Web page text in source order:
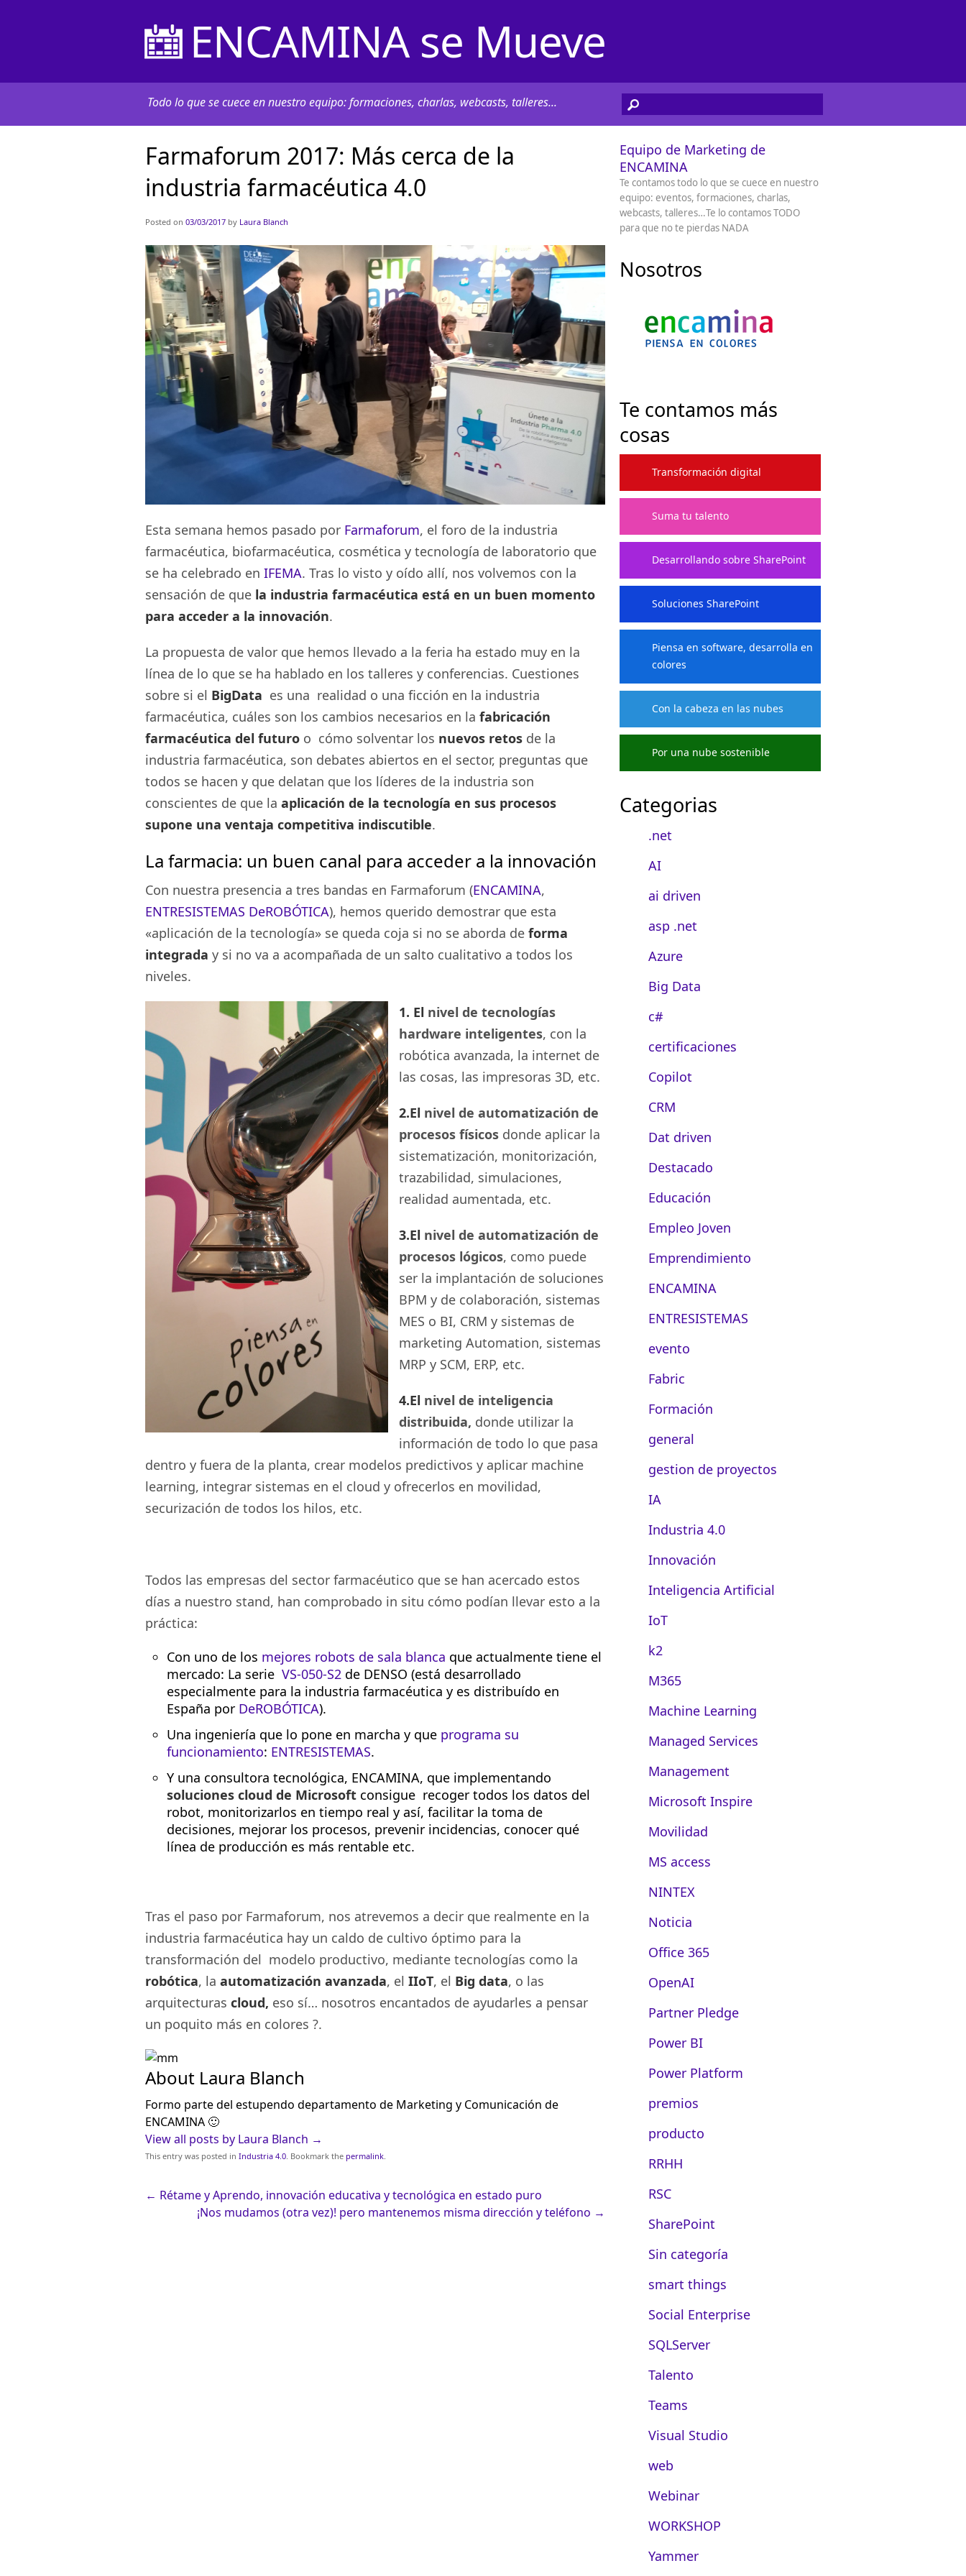
ENCAMINA se Mueve
Todo lo que se cuece en nuestro equipo: formaciones, charlas, webcasts, talleres...
Farmaforum 2017: Más cerca de la
industria farmacéutica 4.0
Posted on 03/03/2017 by Laura Blanch
Esta semana hemos pasado por Farmaforum, el foro de la industria
farmacéutica, biofarmacéutica, cosmética y tecnología de laboratorio que
se ha celebrado en IFEMA. Tras lo visto y oído allí, nos volvemos con la
sensación de que la industria farmacéutica está en un buen momento
para acceder a la innovación.
La propuesta de valor que hemos llevado a la feria ha estado muy en la
línea de lo que se ha hablado en los talleres y conferencias. Cuestiones
sobre si el BigData es una realidad o una ficción en la industria
farmacéutica, cuáles son los cambios necesarios en la fabricación
farmacéutica del futuro o cómo solventar los nuevos retos de la
industria farmacéutica, son debates abiertos en el sector, preguntas que
todos se hacen y que delatan que los líderes de la industria son
conscientes de que la aplicación de la tecnología en sus procesos
supone una ventaja competitiva indiscutible.
La farmacia: un buen canal para acceder a la innovación
Con nuestra presencia a tres bandas en Farmaforum (ENCAMINA,
ENTRESISTEMAS DeROBÓTICA), hemos querido demostrar que esta
«aplicación de la tecnología» se queda coja si no se aborda de forma
integrada y si no va a acompañada de un salto cualitativo a todos los
niveles.
1. El nivel de tecnologías
hardware inteligentes, con la
robótica avanzada, la internet de
las cosas, las impresoras 3D, etc.
2.El nivel de automatización de
procesos físicos donde aplicar la
sistematización, monitorización,
trazabilidad, simulaciones,
realidad aumentada, etc.
3.El nivel de automatización de
procesos lógicos, como puede
ser la implantación de soluciones
BPM y de colaboración, sistemas
MES o BI, CRM y sistemas de
marketing Automation, sistemas
MRP y SCM, ERP, etc.
4.El nivel de inteligencia
distribuida, donde utilizar la
información de todo lo que pasa
dentro y fuera de la planta, crear modelos predictivos y aplicar machine
learning, integrar sistemas en el cloud y ofrecerlos en movilidad,
securización de todos los hilos, etc.
Todos las empresas del sector farmacéutico que se han acercado estos
días a nuestro stand, han comprobado in situ cómo podían llevar esto a la
práctica:
Con uno de los mejores robots de sala blanca que actualmente tiene el
mercado: La serie VS-050-S2 de DENSO (está desarrollado
especialmente para la industria farmacéutica y es distribuído en
España por DeROBÓTICA).
Una ingeniería que lo pone en marcha y que programa su
funcionamiento: ENTRESISTEMAS.
Y una consultora tecnológica, ENCAMINA, que implementando
soluciones cloud de Microsoft consigue recoger todos los datos del
robot, monitorizarlos en tiempo real y así, facilitar la toma de
decisiones, mejorar los procesos, prevenir incidencias, conocer qué
línea de producción es más rentable etc.
Tras el paso por Farmaforum, nos atrevemos a decir que realmente en la
industria farmacéutica hay un caldo de cultivo óptimo para la
transformación del modelo productivo, mediante tecnologías como la
robótica, la automatización avanzada, el IIoT, el Big data, o las
arquitecturas cloud, eso sí… nosotros encantados de ayudarles a pensar
un poquito más en colores ?.
About Laura Blanch
Formo parte del estupendo departamento de Marketing y Comunicación de
ENCAMINA 🙂
View all posts by Laura Blanch →
This entry was posted in Industria 4.0 . Bookmark the permalink
← Rétame y Aprendo, innovación educativa y tecnológica en estado puro
¡Nos mudamos (otra vez)! pero mantenemos misma dirección y teléfono →
Equipo de Marketing de
ENCAMINA
Te contamos todo lo que se cuece en nuestro
equipo: eventos, formaciones, charlas,
webcasts, talleres…Te lo contamos TODO
para que no te pierdas NADA
Nosotros
Te contamos más
cosas
Transformación digital
Suma tu talento
Desarrollando sobre SharePoint
Soluciones SharePoint
Piensa en software, desarrolla en
colores
Con la cabeza en las nubes
Por una nube sostenible
Categorias
.net
AI
ai driven
asp .net
Azure
Big Data
c#
certificaciones
Copilot
CRM
Dat driven
Destacado
Educación
Empleo Joven
Emprendimiento
ENCAMINA
ENTRESISTEMAS
evento
Fabric
Formación
general
gestion de proyectos
IA
Industria 4.0
Innovación
Inteligencia Artificial
IoT
k2
M365
Machine Learning
Managed Services
Management
Microsoft Inspire
Movilidad
MS access
NINTEX
Noticia
Office 365
OpenAI
Partner Pledge
Power BI
Power Platform
premios
producto
RRHH
RSC
SharePoint
Sin categoría
smart things
Social Enterprise
SQLServer
Talento
Teams
Visual Studio
web
Webinar
WORKSHOP
Yammer